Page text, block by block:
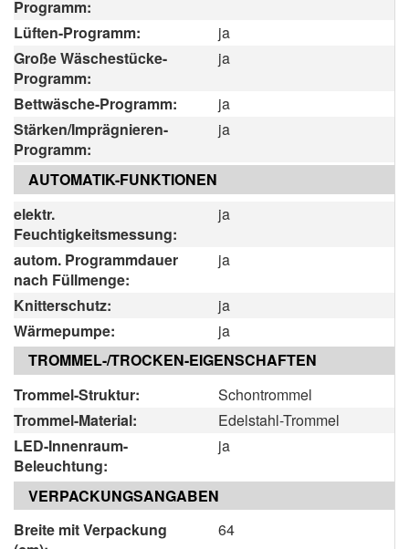
Programm:
Lüften-Programm:
ja
Große Wäschestücke-
Programm:
ja
Bettwäsche-Programm:
ja
Stärken/Imprägnieren-
Programm:
ja
AUTOMATIK-FUNKTIONEN
elektr.
Feuchtigkeitsmessung:
ja
autom. Programmdauer
nach Füllmenge:
ja
Knitterschutz:
ja
Wärmepumpe:
ja
TROMMEL-/TROCKEN-EIGENSCHAFTEN
Trommel-Struktur:
Schontrommel
Trommel-Material:
Edelstahl-Trommel
LED-Innenraum-
Beleuchtung:
ja
VERPACKUNGSANGABEN
Breite mit Verpackung
64